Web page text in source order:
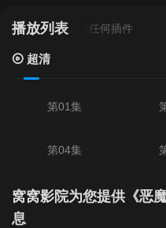
播放列表
超清- 无需安装任何插件
超清
第01集
第04集
第07集
窝窝影院为您提供《恶
息